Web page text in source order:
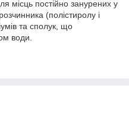
місць постійно занурених у
(полістиролу і
та сполук, що
води.